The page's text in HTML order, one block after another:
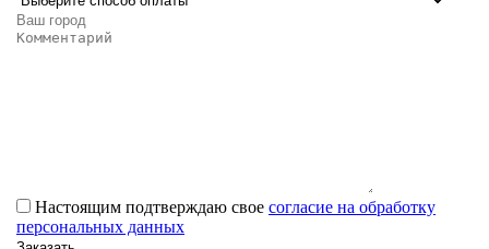
Настоящим подтверждаю свое согласие на обработку
персональных данных